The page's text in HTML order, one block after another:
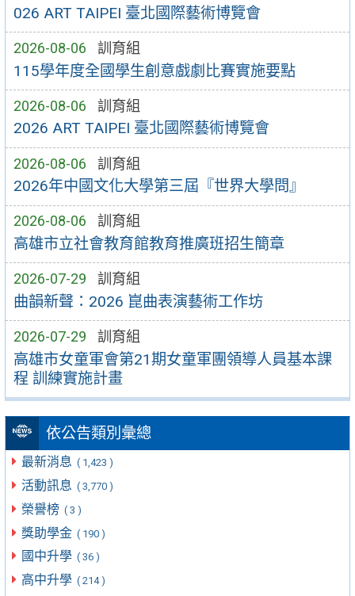
026 ART TAIPEI 臺北國際藝術博覽會
2026-08-06 訓育組
115學年度全國學生創意戲劇比賽實施要點
2026-08-06 訓育組
2026 ART TAIPEI 臺北國際藝術博覽會
2026-08-06 訓育組
2026年中國文化大學第三屆『世界大學問』
2026-08-06 訓育組
高雄市立社會教育館教育推廣班招生簡章
2026-07-29 訓育組
曲韻新聲：2026 崑曲表演藝術工作坊
2026-07-29 訓育組
高雄市女童軍會第21期女童軍團領導人員基本課
程 訓練實施計畫
依公告類別彙總
最新消息 ( 1,423 )
活動訊息 ( 3,770 )
榮譽榜 ( 3 )
獎助學金 ( 190 )
國中升學 ( 36 )
高中升學 ( 214 )